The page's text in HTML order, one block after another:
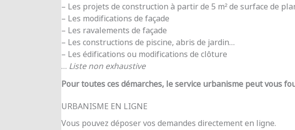
– Les projets de construction à partir de 5 m² de surface de
– Les modifications de façade
– Les ravalements de façade
– Les constructions de piscine, abris de jardin…
– Les édifications ou modifications de clôture
… Liste non exhaustive
Pour toutes ces démarches, le service urbanisme peut vous
URBANISME EN LIGNE
Vous pouvez déposer vos demandes directement en ligne.